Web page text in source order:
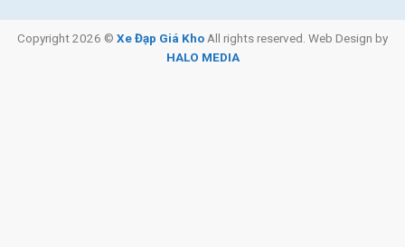
Địa Chỉ Các Cửa Hàng Xe Đạp Giá Kho:
Copyright 2026 © Xe Đạp Giá Kho All rights reserved. Web Design by
HALO MEDIA